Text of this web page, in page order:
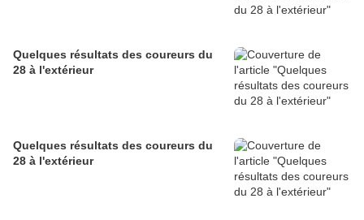
Quelques résultats des coureurs du
28 à l'extérieur
Quelques résultats des coureurs du
28 à l'extérieur